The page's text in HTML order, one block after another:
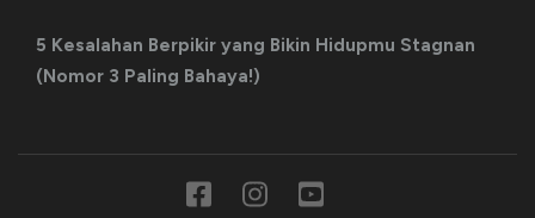
5 Kesalahan Berpikir yang Bikin Hidupmu Stagnan
(Nomor 3 Paling Bahaya!)